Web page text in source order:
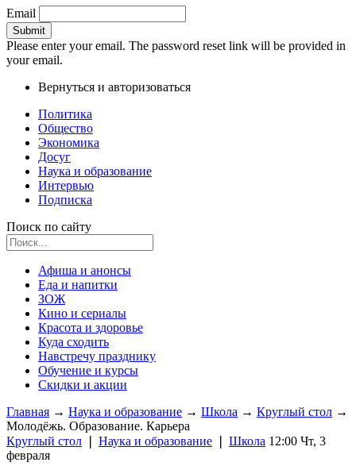
Email
Please enter your email. The password reset link will be provided in
your email.
Вернуться и авторизоваться
Политика
Общество
Экономика
Досуг
Наука и образование
Интервью
Подписка
Поиск по сайту
Афиша и анонсы
Еда и напитки
ЗОЖ
Кино и сериалы
Красота и здоровье
Куда сходить
Навстречу празднику
Обучение и курсы
Скидки и акции
Главная → Наука и образование → Школа → Круглый стол →
Молодёжь. Образование. Карьера
Круглый стол
Наука и образование Школа 12:00 Чт, 3
февраля